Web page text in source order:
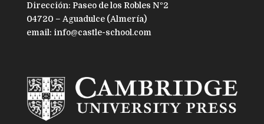
Dirección: Paseo de los Robles Nº2
04720 – Aguadulce (Almería)
email: info@castle-school.com